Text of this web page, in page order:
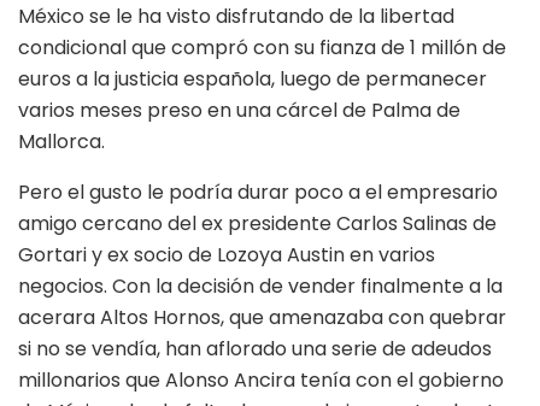
México se le ha visto disfrutando de la libertad
condicional que compró con su fianza de 1 millón de
euros a la justicia española, luego de permanecer
varios meses preso en una cárcel de Palma de
Mallorca.
Pero el gusto le podría durar poco a el empresario
amigo cercano del ex presidente Carlos Salinas de
Gortari y ex socio de Lozoya Austin en varios
negocios. Con la decisión de vender finalmente a la
acerara Altos Hornos, que amenazaba con quebrar
si no se vendía, han aflorado una serie de adeudos
millonarios que Alonso Ancira tenía con el gobierno